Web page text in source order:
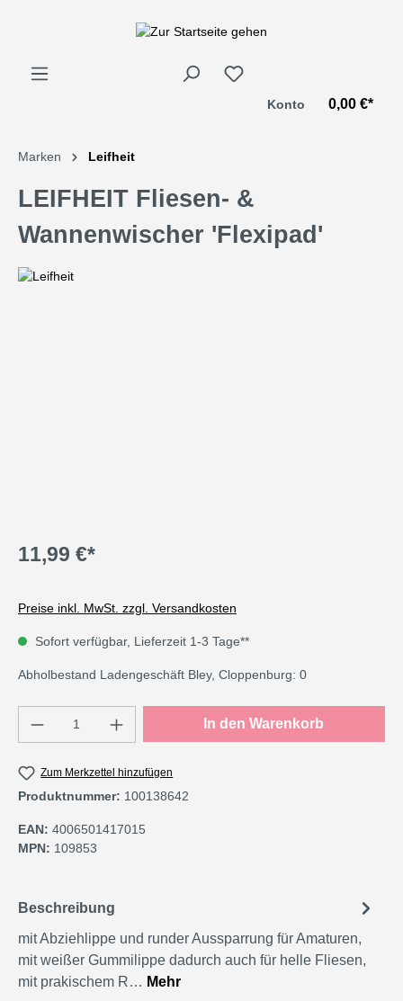
Konto 0,00 €*
Marken Leifheit
LEIFHEIT Fliesen- &
Wannenwischer 'Flexipad'
11,99 €*
Preise inkl. MwSt. zzgl. Versandkosten
Sofort verfügbar, Lieferzeit 1-3 Tage**
Abholbestand Ladengeschäft Bley, Cloppenburg: 0
Produkt Anzahl: Gib den gewünschten
In den Warenkorb
Zum Merkzettel hinzufügen
Produktnummer: 100138642
EAN: 4006501417015
MPN: 109853
Beschreibung
mit Abziehlippe und runder Aussparrung für Amaturen,
mit weißer Gummilippe dadurch auch für helle Fliesen,
mit prakischem R… Mehr